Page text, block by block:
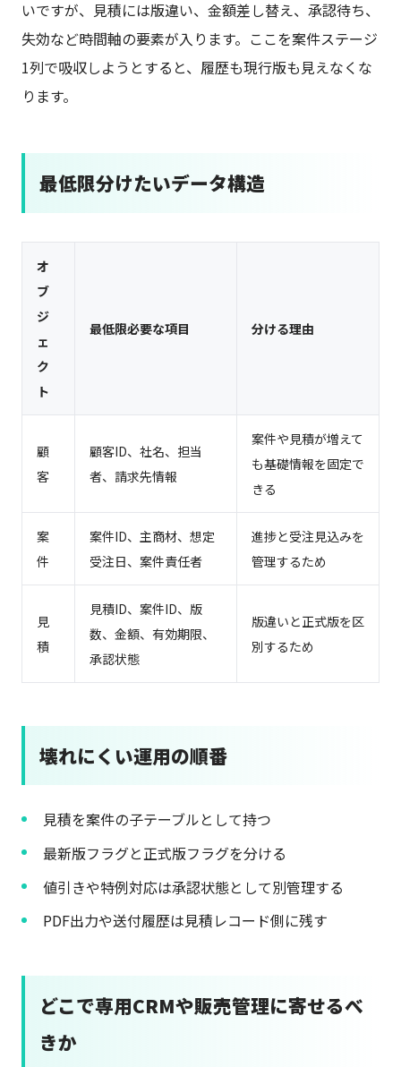
いですが、見積には版違い、金額差し替え、承認待ち、
失効など時間軸の要素が入ります。ここを案件ステージ
1列で吸収しようとすると、履歴も現行版も見えなくな
ります。
最低限分けたいデータ構造
オ
ブ
ジ
ェ
ク
ト
最低限必要な項目 分ける理由
顧
客
顧客ID、社名、担当
者、請求先情報
案件や見積が増えて
も基礎情報を固定で
きる
案
件
案件ID、主商材、想定
受注日、案件責任者
進捗と受注見込みを
管理するため
見
積
見積ID、案件ID、版
数、金額、有効期限、
承認状態
版違いと正式版を区
別するため
壊れにくい運用の順番
見積を案件の子テーブルとして持つ
最新版フラグと正式版フラグを分ける
値引きや特例対応は承認状態として別管理する
PDF出力や送付履歴は見積レコード側に残す
どこで専用CRMや販売管理に寄せるべ
きか